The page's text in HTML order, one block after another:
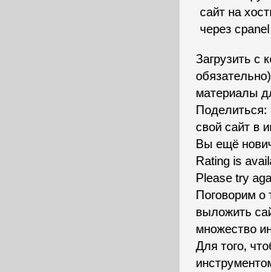
Загрузить с
материалы
Поделиться:
свой сайт в
Вы ещё
Rating is
Please try
Поговорим о
выложить
множество
Для того,